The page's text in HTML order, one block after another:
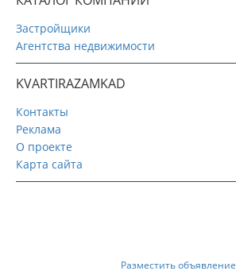
Застройщики
Агентства недвижимости
KVARTIRAZAMKAD
Контакты
Реклама
О проекте
Карта сайта
Разместить объявление